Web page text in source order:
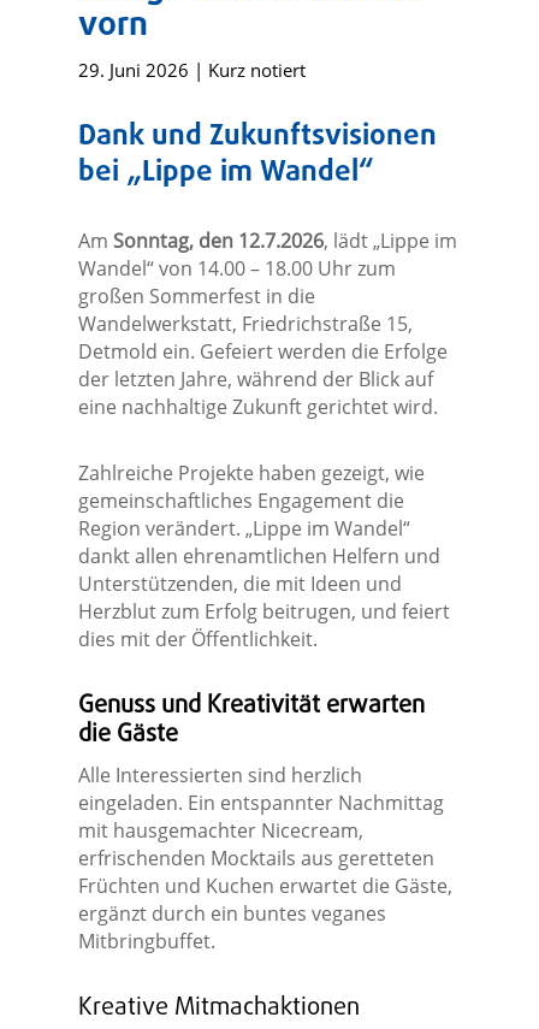
vorn
29. Juni 2026 | Kurz notiert
Dank und Zukunftsvisionen
bei „Lippe im Wandel“
Am Sonntag, den 12.7.2026, lädt „Lippe im
Wandel“ von 14.00 – 18.00 Uhr zum
großen Sommerfest in die
Wandelwerkstatt, Friedrichstraße 15,
Detmold ein. Gefeiert werden die Erfolge
der letzten Jahre, während der Blick auf
eine nachhaltige Zukunft gerichtet wird.
Zahlreiche Projekte haben gezeigt, wie
gemeinschaftliches Engagement die
Region verändert. „Lippe im Wandel“
dankt allen ehrenamtlichen Helfern und
Unterstützenden, die mit Ideen und
Herzblut zum Erfolg beitrugen, und feiert
dies mit der Öffentlichkeit.
Genuss und Kreativität erwarten
die Gäste
Alle Interessierten sind herzlich
eingeladen. Ein entspannter Nachmittag
mit hausgemachter Nicecream,
erfrischenden Mocktails aus geretteten
Früchten und Kuchen erwartet die Gäste,
ergänzt durch ein buntes veganes
Mitbringbuffet.
Kreative Mitmachaktionen